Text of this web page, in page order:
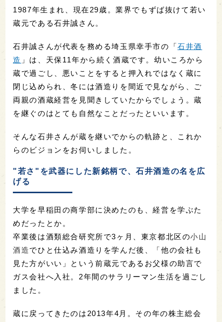
1987年生まれ、現在29歳。業界でもずば抜けて若い
蔵元である石井誠さん。
石井誠さんが代表を務める埼玉県幸手市の「石井酒
造 」は、天保11年から続く酒蔵です。幼いころから
蔵で過ごし、悪いことをすると押入れではなく蔵に
閉じ込められ、冬には酒造りを間近で見ながら、ご
両親の酒蔵経営を見聞きしていたからでしょう。蔵
を継ぐのはとても自然なことだったといいます。
そんな石井さんが蔵を継いでからの軌跡と、これか
らのビジョンをお伺いしました。
"若さ"を武器にした新銘柄で、石井酒造の名を広
げる
大学を早稲田の商学部に決めたのも、経営を学ぶた
めだったとか。
卒業後は酒類総合研究所で3ヶ月、東京都北区の小山
酒造でひと仕込み酒造りを学んだ後、「他の会社も
見た方がいい」という前蔵元であるお父様の助言で
ガス会社へ入社。2年間のサラリーマン生活を過ごし
ました。
蔵に戻ってきたのは2013年4月。その年の株主総会